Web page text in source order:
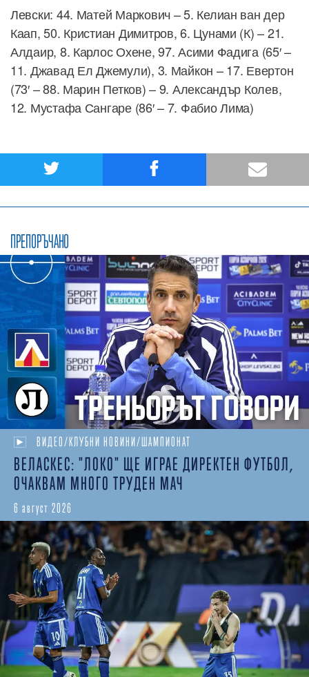
Левски: 44. Матей Маркович – 5. Келиан ван дер
Каап, 50. Кристиан Димитров, 6. Цунами (К) – 21.
Алдаир, 8. Карлос Охене, 97. Асими Фадига (65′ –
11. Джавад Ел Джемули), 3. Майкон – 17. Евертон
(73′ – 88. Марин Петков) – 9. Александър Колев,
12. Мустафа Сангаре (86′ – 7. Фабио Лима)
ПРЕПОРЪЧАНО
ВИДЕО/КЛУБНИ НОВИНИ/ШАМПИОНАТ
ВЕЛАСКЕС: "ЛОКО" ЩЕ ИГРАЕ ДИРЕКТЕН ФУТБОЛ,
ОЧАКВАМ МНОГО ТРУДЕН МАЧ
6 август 2026